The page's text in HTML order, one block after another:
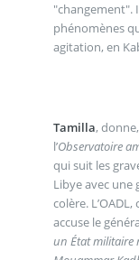
"changement".
phénomènes
agitation, en
Tamilla,
l’Observatoire
qui suit les
Libye avec
colère.
accuse le
un État militaire